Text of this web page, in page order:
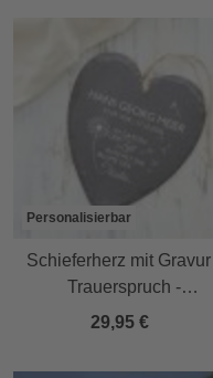
Personalisierbar
Schieferherz mit
Trauerspruch -
Personalisiert
29,95 €